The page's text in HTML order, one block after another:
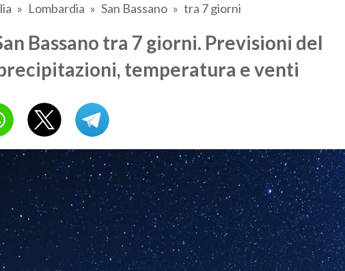
Lombardia San Bassano tra 7 giorni
Bassano tra 7 giorni. Previsioni del
temperatura e venti